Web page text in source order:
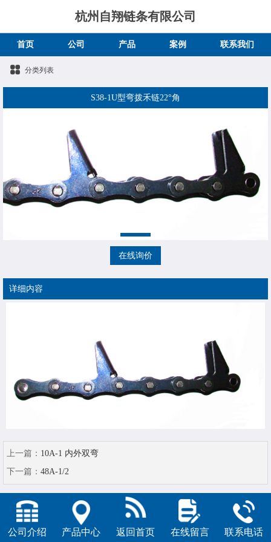
杭州自翔链条有限公司
首页 公司 产品 案例 联系我们
分类列表
S38-1U型弯拨禾链22°角
在线询价
详细内容
上一篇： 10A-1 内外双弯
下一篇： 48A-1/2
公司介绍 产品中心 返回首页 在线留言 联系电话